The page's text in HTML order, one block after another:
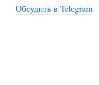
Обсудить в Telegram